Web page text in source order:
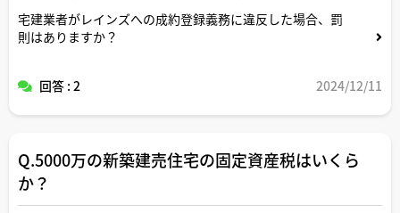
宅建業者がレインズへの成約登録義務に違反した場合、罰
則はありますか？
回答 : 2 2024/12/11
Q.5000万の新築建売住宅の固定資産税はいくら
か？